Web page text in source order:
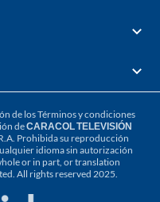
de losTérminos y condiciones
deCARACOL TELEVISIÓN
Prohibida su reproducción
idioma sin autorización
or in part, or translation
All rights reserved 2025.